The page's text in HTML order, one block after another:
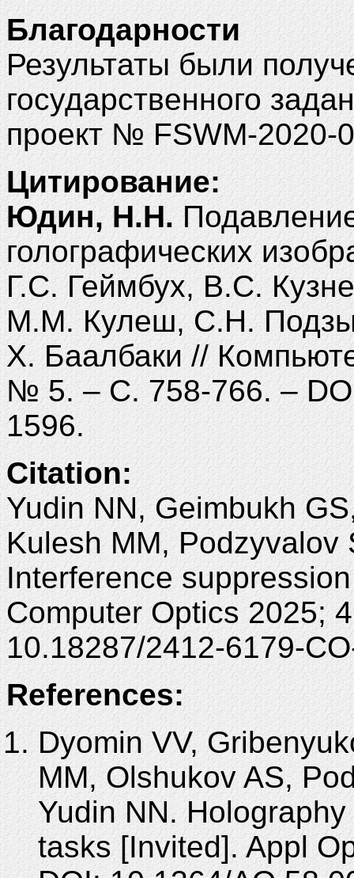
Благодарности
Результаты были
государственного
проект № FSWM-2020-
Цитирование:
Юдин, Н.Н.
голографических
Г.С. Геймбух, В.С.
М.М. Кулеш, С.Н.
Х. Баалбаки //
№ 5. – С. 758-766. –
1596.
Citation:
Yudin NN, Geimbukh
Kulesh MM, Podzyvalov
Interference
Computer Optics 2025;
10.18287/2412-6179-
References:
Dyomin VV,
MM, Olshukov AS,
Yudin NN.
tasks [Invited]. Appl